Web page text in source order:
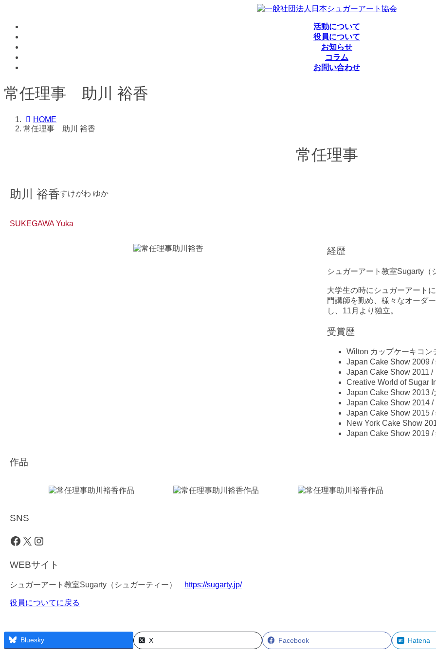
ッ
プ
移
動
活動について
役員について
お知らせ
コラム
お問い合わせ
常任理事 助川 裕香
HOME
常任理事 助川 裕香
常任理事
助川 裕香すけがわ ゆか
SUKEGAWA Yuka
経歴
シュガーアート教室Sugarty（
大学生の時にシュガーアート
門講師を勤め、様々なオーダ
し、11月より独立。
受賞歴
Wilton カップケーキコン
Japan Cake Show 2009 /
Japan Cake Show 2011
Creative World of Sugar
Japan Cake Show 2013 /
Japan Cake Show 2014 /
Japan Cake Show 2015 /
New York Cake Show
Japan Cake Show 2019 /
作品
SNS
Facebook
X Instagram
WEBサイト
シュガーアート教室Sugarty（シュガーティー） https://sugarty.jp/
役員についてに戻る
Facebook
X
Bluesky Hatena